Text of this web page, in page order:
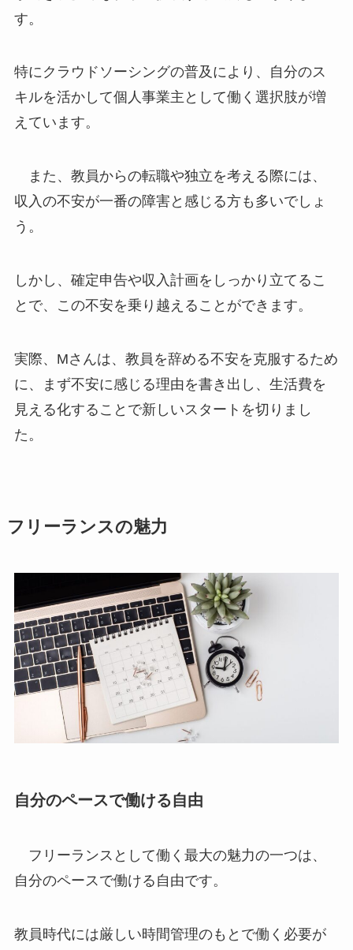
す。
特にクラウドソーシングの普及により、自分のス
キルを活かして個人事業主として働く選択肢が増
えています。
また、教員からの転職や独立を考える際には、
収入の不安が一番の障害と感じる方も多いでしょ
う。
しかし、確定申告や収入計画をしっかり立てるこ
とで、この不安を乗り越えることができます。
実際、Mさんは、教員を辞める不安を克服するため
に、まず不安に感じる理由を書き出し、生活費を
見える化することで新しいスタートを切りまし
た。
フリーランスの魅力
自分のペースで働ける自由
フリーランスとして働く最大の魅力の一つは、
自分のペースで働ける自由です。
教員時代には厳しい時間管理のもとで働く必要が